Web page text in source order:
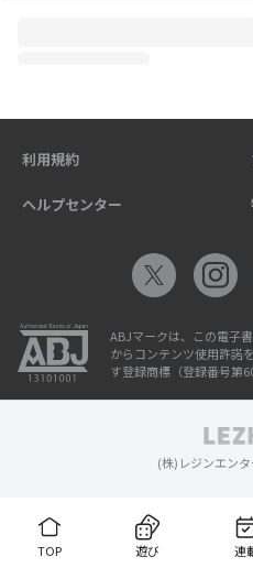
TOP 遊び 連
利用規約
ヘルプセンター
ABJマークは、この電子
からコンテンツ使用許諾
す登録商標（登録番号第
(株)レジンエン